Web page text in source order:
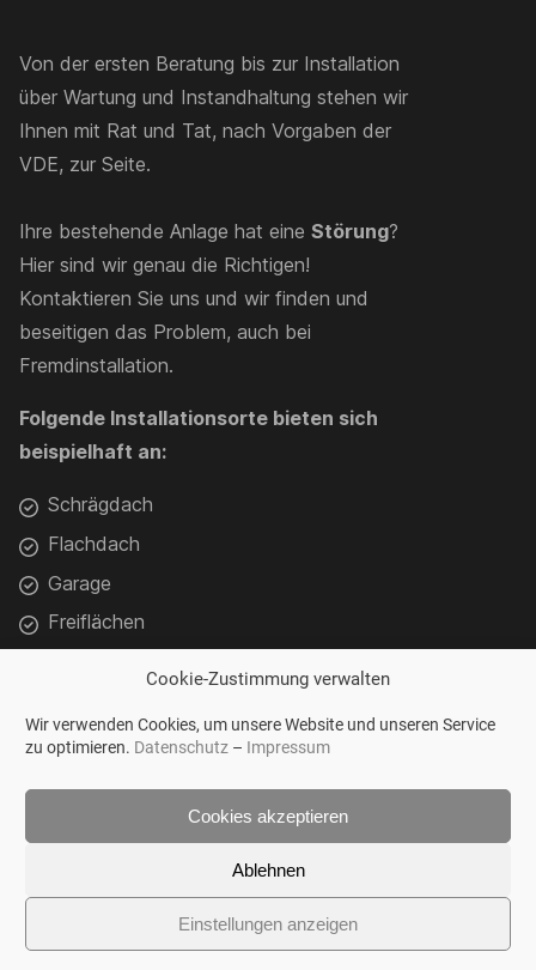
Cookie-Zustimmung verwalten
Wir verwenden Cookies, um unsere Website und unseren Service
zu optimieren. Datenschutz – Impressum
Cookies akzeptieren
Ablehnen
Einstellungen anzeigen
Von der ersten Beratung bis zur Installation
über Wartung und Instandhaltung stehen wir
Ihnen mit Rat und Tat, nach Vorgaben der
VDE, zur Seite.
Ihre bestehende Anlage hat eine Störung?
Hier sind wir genau die Richtigen!
Kontaktieren Sie uns und wir finden und
beseitigen das Problem, auch bei
Fremdinstallation.
Folgende Installationsorte bieten sich
beispielhaft an:
Schrägdach
Flachdach
Garage
Freiflächen
Darüber hinaus installieren wir:
Speichersysteme
E-Auto Ladestationen